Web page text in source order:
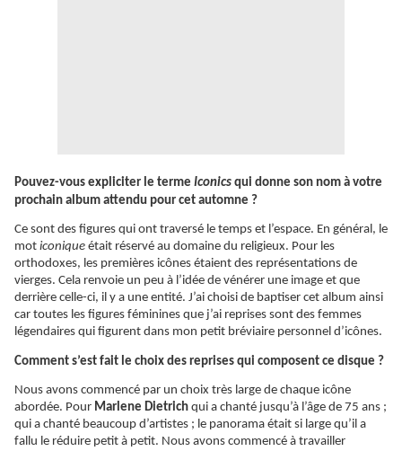
Pouvez-vous expliciter le terme Iconics qui donne son nom à votre
prochain album attendu pour cet automne ?
Ce sont des figures qui ont traversé le temps et l’espace. En général, le
mot iconique était réservé au domaine du religieux. Pour les
orthodoxes, les premières icônes étaient des représentations de
vierges. Cela renvoie un peu à l’idée de vénérer une image et que
derrière celle-ci, il y a une entité. J’ai choisi de baptiser cet album ainsi
car toutes les figures féminines que j’ai reprises sont des femmes
légendaires qui figurent dans mon petit bréviaire personnel d’icônes.
Comment s’est fait le choix des reprises qui composent ce disque ?
Nous avons commencé par un choix très large de chaque icône
abordée. Pour Marlene Dietrich qui a chanté jusqu’à l’âge de 75 ans ;
qui a chanté beaucoup d’artistes ; le panorama était si large qu’il a
fallu le réduire petit à petit. Nous avons commencé à travailler